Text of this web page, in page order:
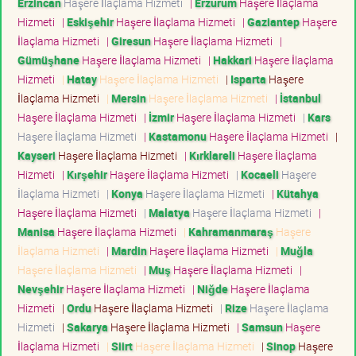
Hizmeti | EskişehirHaşere İlaçlama Hizmeti | GaziantepHaşere
İlaçlama Hizmeti | GiresunHaşere İlaçlama Hizmeti |
GümüşhaneHaşere İlaçlama Hizmeti | Hakkari Haşere İlaçlama
Hizmeti | HatayHaşere İlaçlama Hizmeti | Isparta Haşere
İlaçlama Hizmeti | MersinHaşere İlaçlama Hizmeti | İstanbul
Haşere İlaçlama Hizmeti | İzmirHaşere İlaçlama Hizmeti | Kars
Haşere İlaçlama Hizmeti | KastamonuHaşere İlaçlama Hizmeti |
Kayseri Haşere İlaçlama Hizmeti | Kırklareli Haşere İlaçlama
Hizmeti | KırşehirHaşere İlaçlama Hizmeti | Kocaeli Haşere
İlaçlama Hizmeti | Konya Haşere İlaçlama Hizmeti | Kütahya
Haşere İlaçlama Hizmeti | Malatya Haşere İlaçlama Hizmeti |
Manisa Haşere İlaçlama Hizmeti | Kahramanmaraş Haşere
İlaçlama Hizmeti | MardinHaşere İlaçlama Hizmeti | Muğla
Haşere İlaçlama Hizmeti | Muş Haşere İlaçlama Hizmeti |
NevşehirHaşere İlaçlama Hizmeti | NiğdeHaşere İlaçlama
Hizmeti | OrduHaşere İlaçlama Hizmeti | RizeHaşere İlaçlama
Hizmeti | Sakarya Haşere İlaçlama Hizmeti | SamsunHaşere
İlaçlama Hizmeti | SiirtHaşere İlaçlama Hizmeti | SinopHaşere